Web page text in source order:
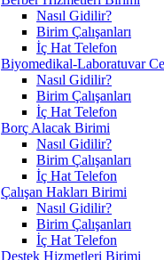
Nasıl Gidilir?
Birim Çalışanları
İç Hat Telefon
Biyomedikal-Laboratuvar
Nasıl Gidilir?
Birim Çalışanları
İç Hat Telefon
Borç Alacak Birimi
Nasıl Gidilir?
Birim Çalışanları
İç Hat Telefon
Çalışan Hakları Birimi
Nasıl Gidilir?
Birim Çalışanları
İç Hat Telefon
Destek Hizmetleri Birimi